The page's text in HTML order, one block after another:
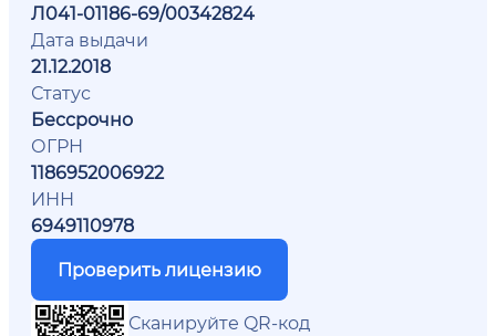
Л041-01186-69/00342824
Дата выдачи
21.12.2018
Статус
Бессрочно
ОГРН
1186952006922
ИНН
6949110978
Проверить лицензию
Сканируйте QR-код